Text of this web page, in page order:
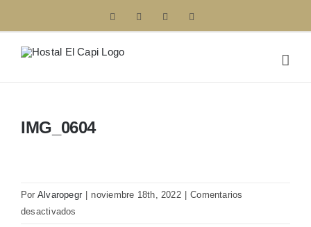
contenido
FacebookInstagramCorreo
IMG_0604
Por Alvaropegr noviembre 18th, 2022
Comentarios
desactivados